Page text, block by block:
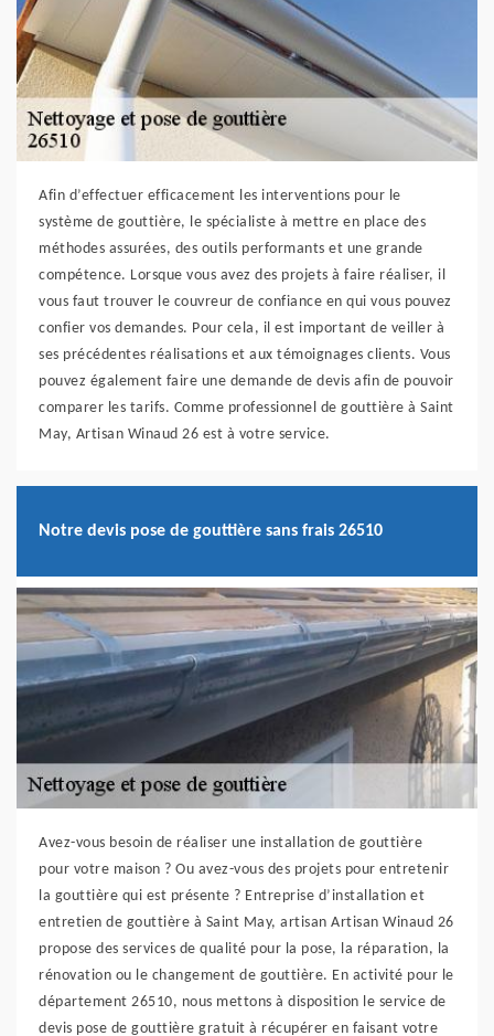
Afin d’effectuer efficacement les interventions pour le
système de gouttière, le spécialiste à mettre en place des
méthodes assurées, des outils performants et une grande
compétence. Lorsque vous avez des projets à faire réaliser, il
vous faut trouver le couvreur de confiance en qui vous pouvez
confier vos demandes. Pour cela, il est important de veiller à
ses précédentes réalisations et aux témoignages clients. Vous
pouvez également faire une demande de devis afin de pouvoir
comparer les tarifs. Comme professionnel de gouttière à Saint
May, Artisan Winaud 26 est à votre service.
Notre devis pose de gouttière sans frais 26510
Avez-vous besoin de réaliser une installation de gouttière
pour votre maison ? Ou avez-vous des projets pour entretenir
la gouttière qui est présente ? Entreprise d’installation et
entretien de gouttière à Saint May, artisan Artisan Winaud 26
propose des services de qualité pour la pose, la réparation, la
rénovation ou le changement de gouttière. En activité pour le
département 26510, nous mettons à disposition le service de
devis pose de gouttière gratuit à récupérer en faisant votre